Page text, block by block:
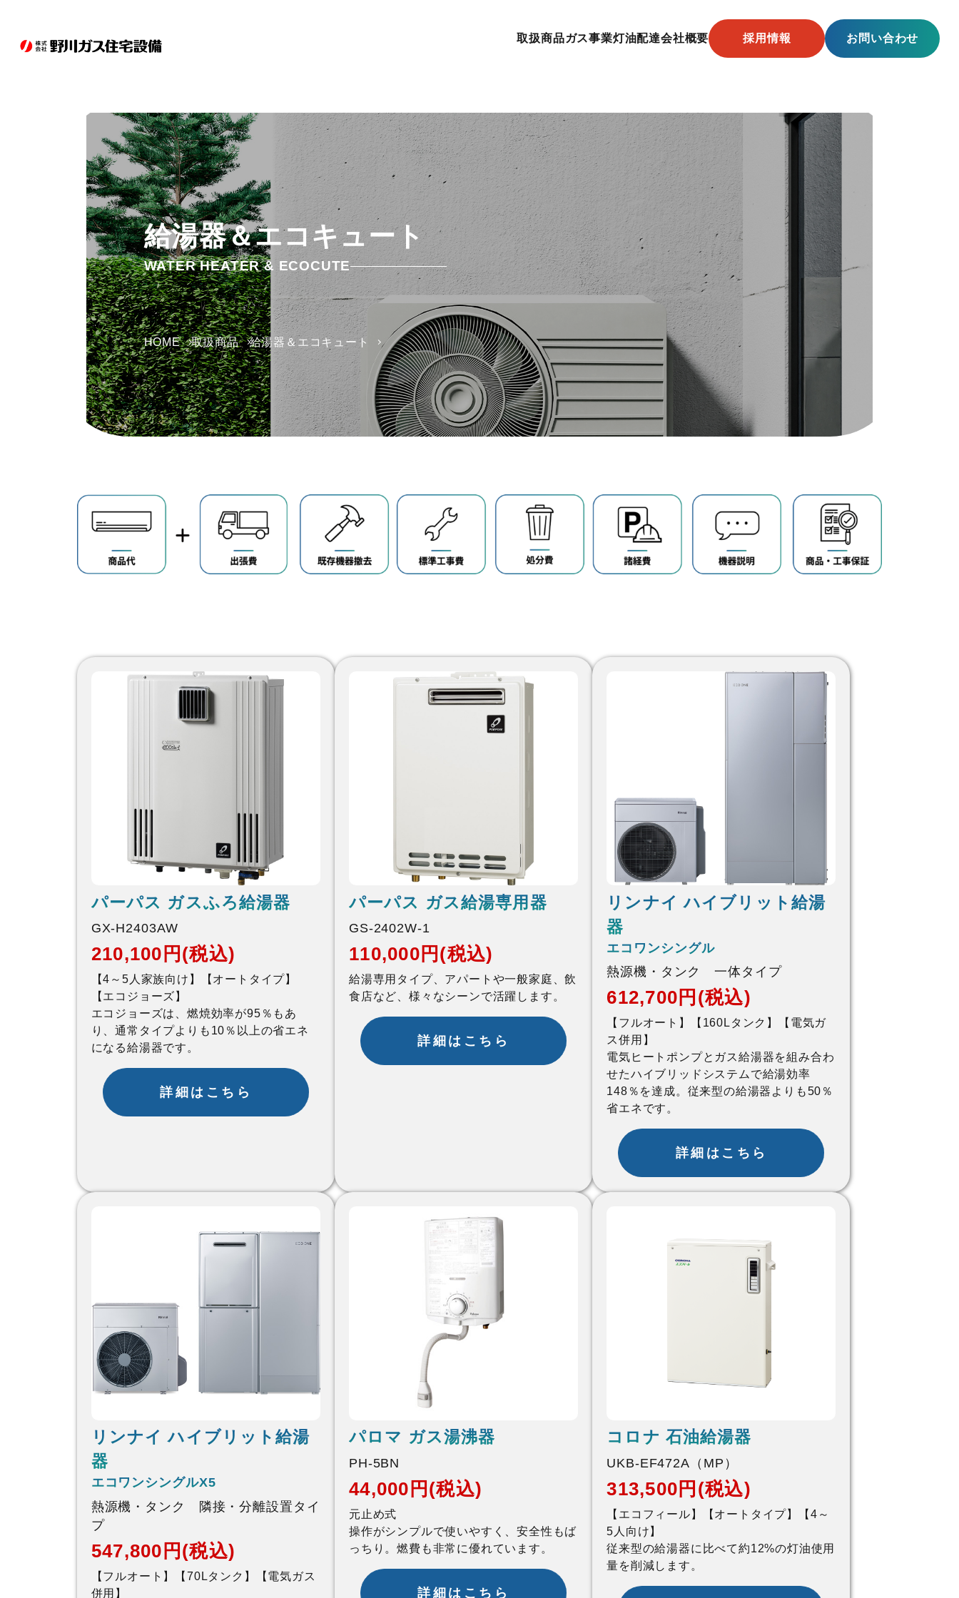
取扱商品ガス事業灯油配達会社概要 採用情報 お問い合わせ
灯油配達
給湯器＆エコキュート
WATER HEATER & ECOCUTE
HOME 取扱商品 給湯器＆エコキュート
パーパス ガスふろ給湯器
GX-H2403AW
210,100円(税込)
【4～5人家族向け】【オートタイプ】
【エコジョーズ】
エコジョーズは、燃焼効率が95％もあ
り、通常タイプよりも10％以上の省エネ
になる給湯器です。
詳細はこちら
パーパス ガス給湯専用器
GS-2402W-1
110,000円(税込)
給湯専用タイプ、アパートや一般家庭、飲
食店など、様々なシーンで活躍します。
詳細はこちら
リンナイ ハイブリット給湯
器
エコワンシングル
熱源機・タンク 一体タイプ
612,700円(税込)
【フルオート】【160Lタンク】【電気ガ
ス併用】
電気ヒートポンプとガス給湯器を組み合わ
せたハイブリッドシステムで給湯効率
148％を達成。従来型の給湯器よりも50％
省エネです。
詳細はこちら
リンナイ ハイブリット給湯
器
エコワンシングルX5
熱源機・タンク 隣接・分離設置タイ
プ
547,800円(税込)
【フルオート】【70Lタンク】【電気ガス
併用】
パロマ ガス湯沸器
PH-5BN
44,000円(税込)
元止め式
操作がシンプルで使いやすく、安全性もば
っちり。燃費も非常に優れています。
詳細はこちら
コロナ 石油給湯器
UKB-EF472A（MP）
313,500円(税込)
【エコフィール】【オートタイプ】【4～
5人向け】
従来型の給湯器に比べて約12%の灯油使用
量を削減します。